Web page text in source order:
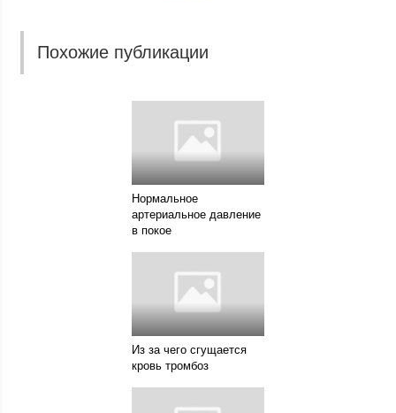
Похожие публикации
Нормальное
артериальное давление
в покое
Из за чего сгущается
кровь тромбоз